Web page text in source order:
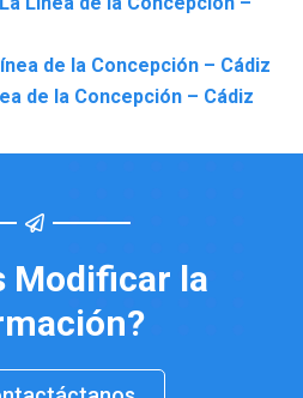
de la Concepción – Cádiz
de la Concepción – Cádiz
Modificar la